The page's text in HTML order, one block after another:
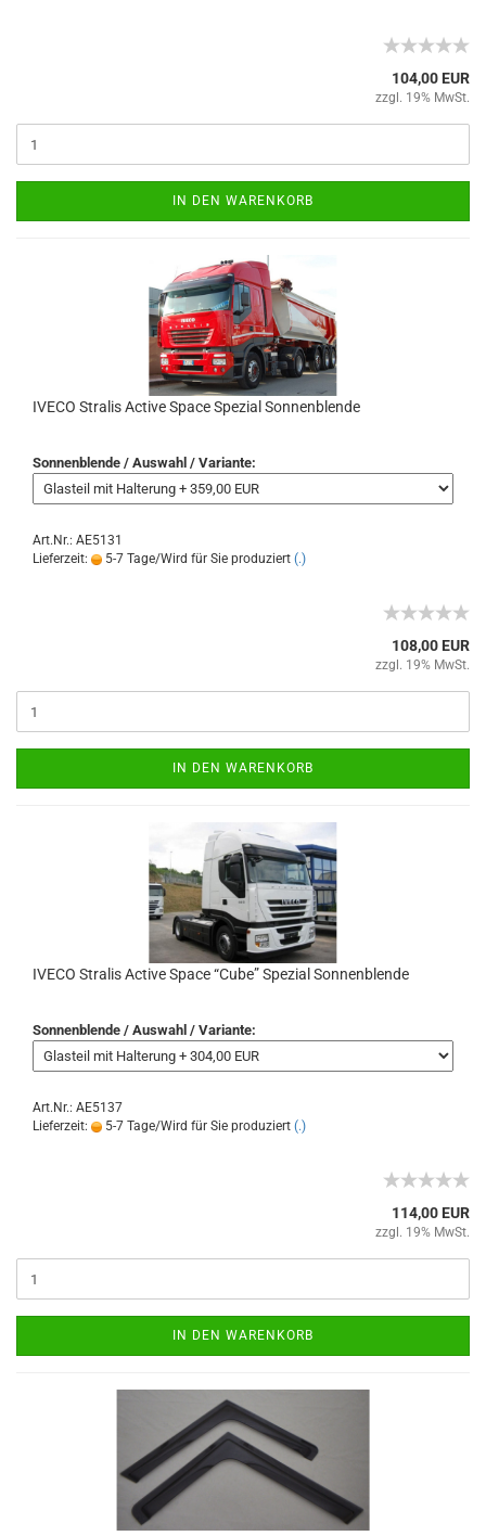
104,00 EUR
zzgl. 19% MwSt.
IN DEN WARENKORB
IVECO Stralis Active Space Spezial Sonnenblende
Sonnenblende / Auswahl / Variante:
Art.Nr.: AE5131
Lieferzeit:
5-7 Tage/Wird für Sie produziert (.)
108,00 EUR
zzgl. 19% MwSt.
IN DEN WARENKORB
IVECO Stralis Active Space “Cube” Spezial Sonnenblende
Sonnenblende / Auswahl / Variante:
Art.Nr.: AE5137
Lieferzeit:
5-7 Tage/Wird für Sie produziert (.)
114,00 EUR
zzgl. 19% MwSt.
IN DEN WARENKORB